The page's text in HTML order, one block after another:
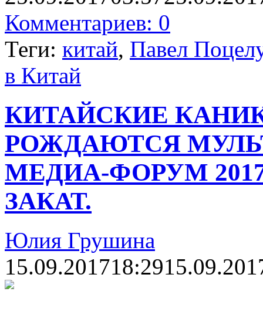
Комментариев: 0
Теги: китай, Павел
в Китай
КИТАЙСКИЕ
РОЖДАЮТСЯ
МЕДИА-ФОРУМ
ЗАКАТ.
Юлия Грушина
15.09.201718:29